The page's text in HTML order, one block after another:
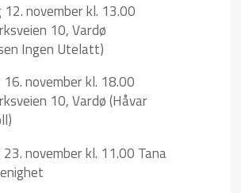
12. november kl. 13.00
10, Vardø
Ingen Utelatt)
16. november kl. 18.00
10, Vardø (Håvar
23. november kl. 11.00 Tana